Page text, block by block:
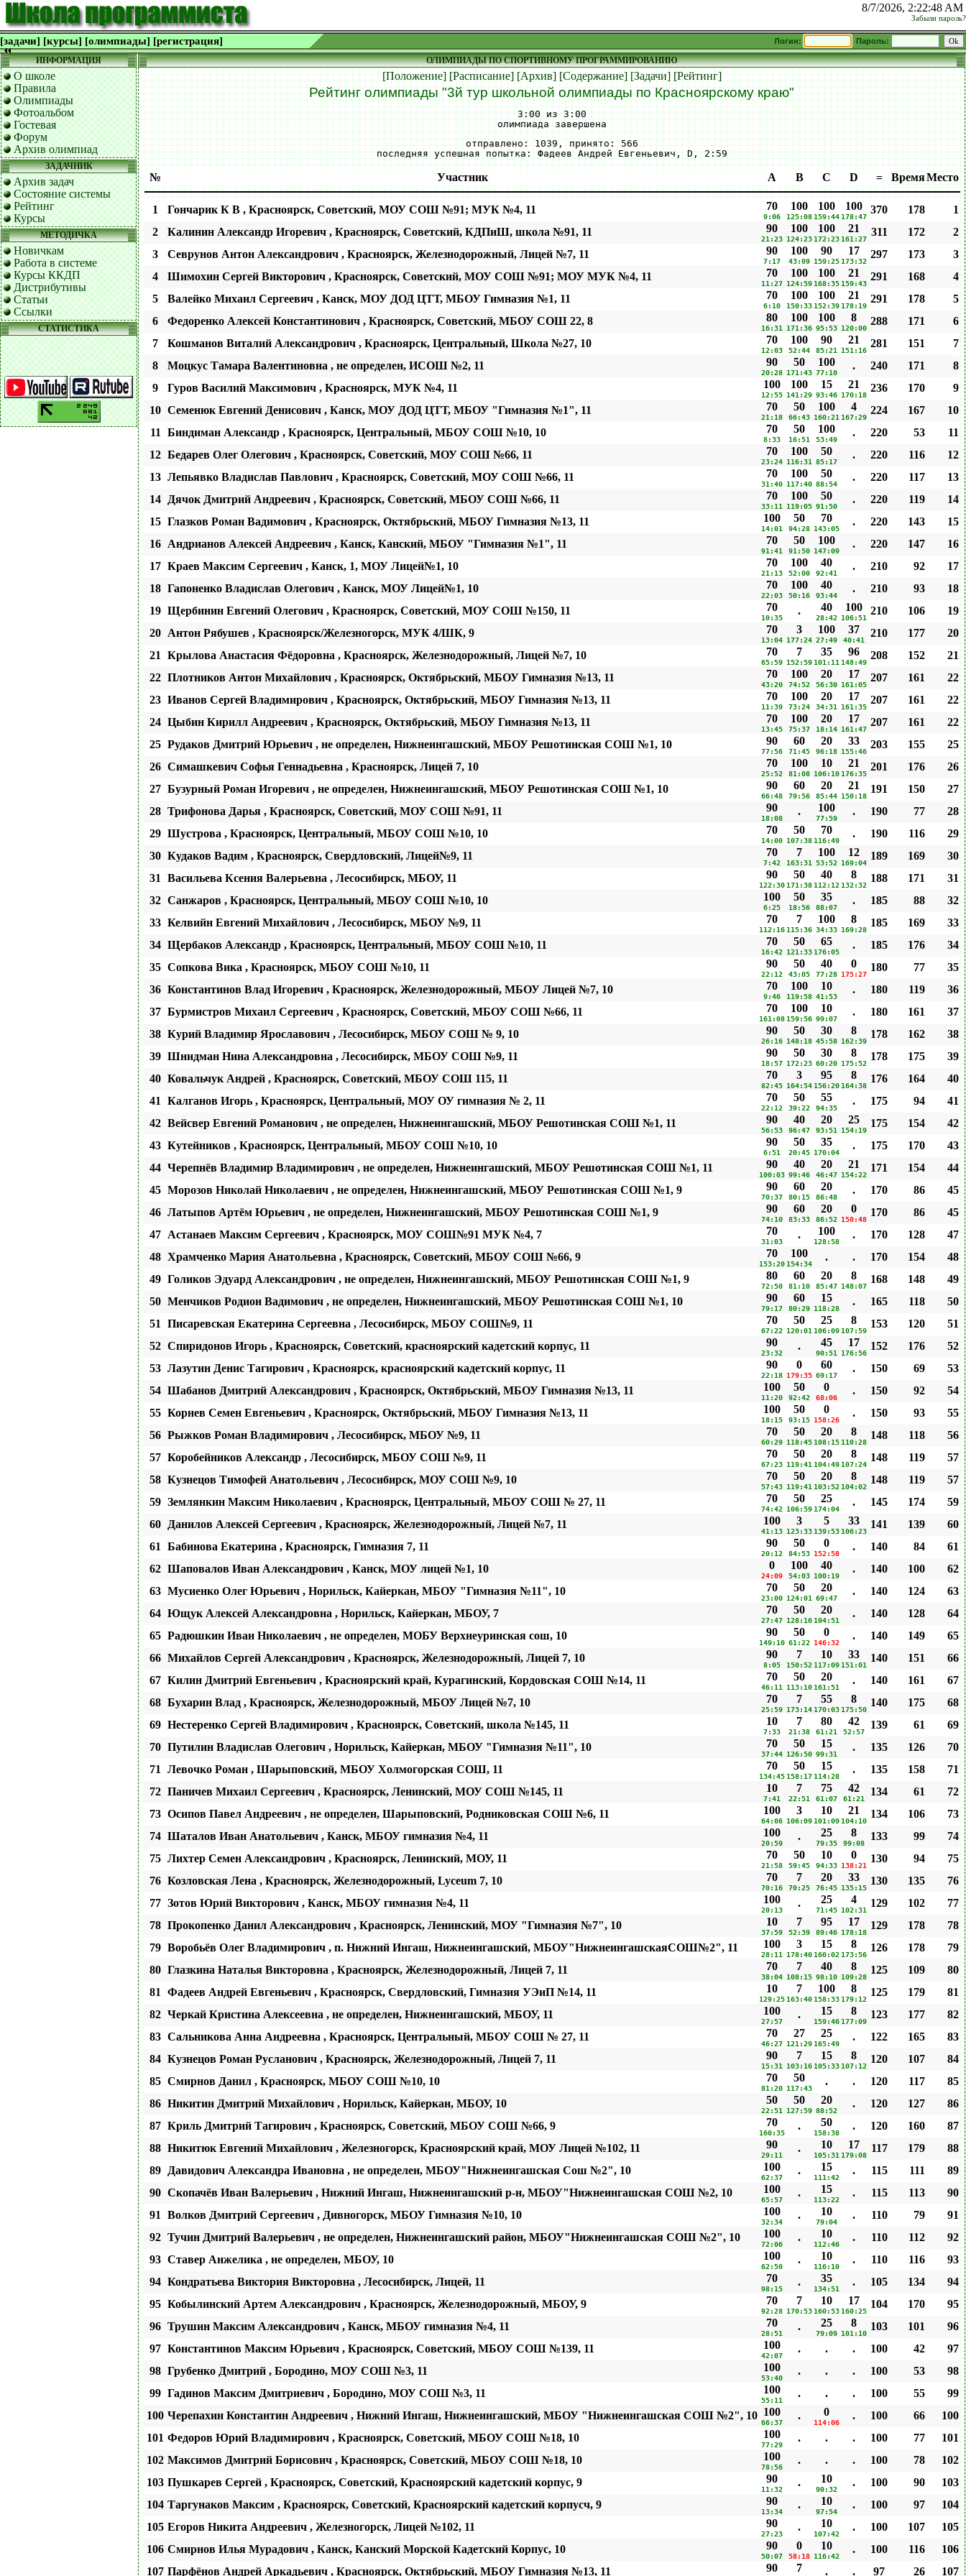
8/7/2026, 2:22:49 AM
Забыли пароль?
[задачи] [курсы] [олимпиады] [регистрация] Логин: Пароль:
ИНФОРМАЦИЯ
О школе
Правила
Олимпиады
Фотоальбом
Гостевая
Форум
Архив олимпиад
ЗАДАЧНИК
Архив задач
Состояние системы
Рейтинг
Курсы
МЕТОДИЧКА
Новичкам
Работа в системе
Курсы ККДП
Дистрибутивы
Статьи
Ссылки
СТАТИСТИКА
ОЛИМПИАДЫ ПО СПОРТИВНОМУ ПРОГРАММИРОВАНИЮ
[Положение] [Расписание] [Архив] [Содержание] [Задачи] [Рейтинг]
Рейтинг олимпиады "3й тур школьной олимпиады по Красноярскому краю"
3:00 из 3:00
олимпиада завершена
отправлено: 1039, принято: 566
последняя успешная попытка: Фадеев Андрей Евгеньевич, D, 2:59
№ Участник A B C D = ВремяМесто
1 Гончарик К В , Красноярск, Советский, МОУ СОШ №91; МУК №4, 11 70
9:06
100
125:08
100
159:44
100
178:47
370 178
1
2
Калинин Александр Игоревич , Красноярск, Советский, КДПиШ, школа №91, 11 90
21:23
100
124:23
100
172:23
21
161:27
311 172
2
3
Севрунов Антон Александрович , Красноярск, Железнодорожный, Лицей №7, 11 90
7:17
100
43:09
90
159:25
17
173:32
297 173
3
4
Шимохин Сергей Викторович , Красноярск, Советский, МОУ СОШ №91; МОУ МУК №4, 11 70
11:27
100
124:59
100
168:35
21
159:43
291 168
4
5
Валейко Михаил Сергеевич , Канск, МОУ ДОД ЦТТ, МБОУ Гимназия №1, 11 70
6:10
100
150:33
100
152:39
21
178:19
291 178
5
6
Федоренко Алексей Константинович , Красноярск, Советский, МБОУ СОШ 22, 8 80
16:31
100
171:36
100
95:53
8
120:00
288 171
6
7
Кошманов Виталий Александрович , Красноярск, Центральный, Школа №27, 10 70
12:03
100
52:44
90
85:21
21
151:16
281 151
7
8
Моцкус Тамара Валентиновна , не определен, ИСОШ №2, 11 90
20:28
50
171:43
100
77:10
. 240 171
8
9
Гуров Василий Максимович , Красноярск, МУК №4, 11 100
12:55
100
141:29
15
93:46
21
170:18
236 170
9
10 Семенюк Евгений Денисович , Канск, МОУ ДОД ЦТТ, МБОУ "Гимназия №1", 11 70
21:18
50
66:43
100
160:21
4
167:29
224 167
10
11
Биндиман Александр , Красноярск, Центральный, МБОУ СОШ №10, 10 70
8:33
50
16:51
100
53:49
. 220 53
11
12 Бедарев Олег Олегович , Красноярск, Советский, МОУ СОШ №66, 11 70
23:24
100
116:31
50
85:17
. 220 116
12
13 Лепьявко Владислав Павлович , Красноярск, Советский, МОУ СОШ №66, 11 70
31:40
100
117:40
50
88:54
. 220 117
13
14
Дячок Дмитрий Андреевич , Красноярск, Советский, МБОУ СОШ №66, 11 70
33:11
100
119:05
50
91:50
. 220 119
14
15 Глазков Роман Вадимович , Красноярск, Октябрьский, МБОУ Гимназия №13, 11 100
14:01
50
94:28
70
143:05
. 220 143
15
16 Андрианов Алексей Андреевич , Канск, Канский, МБОУ "Гимназия №1", 11 70
91:41
50
91:50
100
147:09
. 220 147
16
17 Краев Максим Сергеевич , Канск, 1, МОУ Лицей№1, 10 70
21:13
100
52:00
40
92:41
. 210 92
17
18 Гапоненко Владислав Олегович , Канск, МОУ Лицей№1, 10 70
22:03
100
50:16
40
93:44
. 210 93
18
19 Щербинин Евгений Олегович , Красноярск, Советский, МОУ СОШ №150, 11 70
10:35
. 40
28:42
100
106:51
210 106
19
20 Aнтон Рябушев , Красноярск/Железногорск, МУК 4/ШК, 9 70
13:04
3
177:24
100
27:49
37
40:41
210 177
20
21
Крылова Анастасия Фёдоровна , Красноярск, Железнодорожный, Лицей №7, 10 70
65:59
7
152:59
35
101:11
96
148:49
208 152
21
22 Плотников Антон Михайлович , Красноярск, Октябрьский, МБОУ Гимназия №13, 11 70
43:20
100
74:52
20
56:30
17
161:05
207 161
22
23 Иванов Сергей Владимирович , Красноярск, Октябрьский, МБОУ Гимназия №13, 11 70
11:39
100
73:24
20
34:31
17
161:35
207 161
22
24 Цыбин Кирилл Андреевич , Красноярск, Октябрьский, МБОУ Гимназия №13, 11 70
13:45
100
75:37
20
18:14
17
161:47
207 161
22
25 Рудаков Дмитрий Юрьевич , не определен, Нижнеингашский, МБОУ Решотинская СОШ №1, 10 90
77:56
60
71:45
20
96:18
33
155:46
203 155
25
26 Симашкевич Софья Геннадьевна , Красноярск, Лицей 7, 10 70
25:52
100
81:08
10
106:10
21
176:35
201 176
26
27 Бузурный Роман Игоревич , не определен, Нижнеингашский, МБОУ Решотинская СОШ №1, 10 90
66:48
60
79:56
20
85:44
21
150:18
191 150
27
28 Трифонова Дарья , Красноярск, Советский, МОУ СОШ №91, 11 90
18:08
. 100
77:59
. 190 77
28
29 Шустрова , Красноярск, Центральный, МБОУ СОШ №10, 10 70
14:00
50
107:38
70
116:49
. 190 116
29
30 Кудаков Вадим , Красноярск, Свердловский, Лицей№9, 11 70
7:42
7
163:31
100
53:52
12
169:04
189 169
30
31
Васильева Ксения Валерьевна , Лесосибирск, МБОУ, 11 90
122:30
50
171:38
40
112:12
8
132:32
188 171
31
32 Санжаров , Красноярск, Центральный, МБОУ СОШ №10, 10 100
6:25
50
18:56
35
88:07
. 185 88
32
33 Келвийн Евгений Михайлович , Лесосибирск, МБОУ №9, 11 70
112:16
7
115:36
100
34:33
8
169:28
185 169
33
34 Щербаков Александр , Красноярск, Центральный, МБОУ СОШ №10, 11 70
16:42
50
121:33
65
176:05
. 185 176
34
35 Сопкова Вика , Красноярск, МБОУ СОШ №10, 11 90
22:12
50
43:05
40
77:28
0
175:27
180 77
35
36 Константинов Влад Игоревич , Красноярск, Железнодорожный, МБОУ Лицей №7, 10 70
9:46
100
119:58
10
41:53
. 180 119
36
37 Бурмистров Михаил Сергеевич , Красноярск, Советский, МБОУ СОШ №66, 11 70
161:08
100
159:56
10
99:07
. 180 161
37
38 Курий Владимир Ярославович , Лесосибирск, МБОУ СОШ № 9, 10 90
26:16
50
148:18
30
45:58
8
162:39
178 162
38
39 Шнидман Нина Александровна , Лесосибирск, МБОУ СОШ №9, 11 90
18:57
50
172:23
30
60:20
8
175:52
178 175
39
40 Ковальчук Андрей , Красноярск, Советский, МБОУ СОШ 115, 11 70
82:45
3
164:54
95
156:20
8
164:38
176 164
40
41
Калганов Игорь , Красноярск, Центральный, МОУ ОУ гимназия № 2, 11 70
22:12
50
39:22
55
94:35
. 175 94
41
42 Вейсвер Евгений Романович , не определен, Нижнеингашский, МБОУ Решотинская СОШ №1, 11 90
56:53
40
96:47
20
93:51
25
154:19
175 154
42
43 Кутейников , Красноярск, Центральный, МБОУ СОШ №10, 10 90
6:51
50
20:45
35
170:04
. 175 170
43
44 Черепнёв Владимир Владимирович , не определен, Нижнеингашский, МБОУ Решотинская СОШ №1, 11 90
100:03
40
99:46
20
46:47
21
154:22
171 154
44
45 Морозов Николай Николаевич , не определен, Нижнеингашский, МБОУ Решотинская СОШ №1, 9 90
70:37
60
80:15
20
86:48
. 170 86
45
46 Латыпов Артём Юрьевич , не определен, Нижнеингашский, МБОУ Решотинская СОШ №1, 9 90
74:10
60
83:33
20
86:52
0
150:48
170 86
45
47 Астанаев Максим Сергеевич , Красноярск, МОУ СОШ№91 МУК №4, 7 70
31:03
. 100
128:58
. 170 128
47
48 Храмченко Мария Анатольевна , Красноярск, Советский, МБОУ СОШ №66, 9 70
153:20
100
154:34
. . 170 154
48
49 Голиков Эдуард Александрович , не определен, Нижнеингашский, МБОУ Решотинская СОШ №1, 9 80
72:50
60
81:10
20
85:47
8
148:07
168 148
49
50 Менчиков Родион Вадимович , не определен, Нижнеингашский, МБОУ Решотинская СОШ №1, 10 90
79:17
60
80:29
15
118:28
. 165 118
50
51
Писаревская Екатерина Сергеевна , Лесосибирск, МБОУ СОШ№9, 11 70
67:22
50
120:01
25
106:09
8
107:59
153 120
51
52 Спиридонов Игорь , Красноярск, Советский, красноярский кадетский корпус, 11 90
23:32
. 45
90:51
17
176:56
152 176
52
53 Лазутин Денис Тагирович , Красноярск, красноярский кадетский корпус, 11 90
22:18
0
179:35
60
69:17
. 150 69
53
54 Шабанов Дмитрий Александрович , Красноярск, Октябрьский, МБОУ Гимназия №13, 11 100
11:20
50
92:42
0
68:06
. 150 92
54
55 Корнев Семен Евгеньевич , Красноярск, Октябрьский, МБОУ Гимназия №13, 11 100
18:15
50
93:15
0
158:26
. 150 93
55
56 Рыжков Роман Владимирович , Лесосибирск, МБОУ №9, 11 70
60:29
50
118:45
20
108:15
8
110:28
148 118
56
57 Коробейников Александр , Лесосибирск, МБОУ СОШ №9, 11 70
67:23
50
119:41
20
104:49
8
107:24
148 119
57
58 Кузнецов Тимофей Анатольевич , Лесосибирск, МОУ СОШ №9, 10 70
57:43
50
119:41
20
103:52
8
104:02
148 119
57
59 Землянкин Максим Николаевич , Красноярск, Центральный, МБОУ СОШ № 27, 11 70
74:42
50
106:59
25
174:04
. 145 174
59
60
Данилов Алексей Сергеевич , Красноярск, Железнодорожный, Лицей №7, 11 100
41:13
3
123:33
5
139:53
33
106:23
141 139
60
61
Бабинова Екатерина , Красноярск, Гимназия 7, 11 90
20:12
50
84:53
0
152:58
. 140 84
61
62 Шаповалов Иван Александрович , Канск, МОУ лицей №1, 10 0
24:09
100
54:03
40
100:19
. 140 100
62
63 Мусиенко Олег Юрьевич , Норильск, Кайеркан, МБОУ "Гимназия №11", 10 70
23:00
50
124:01
20
69:47
. 140 124
63
64 Ющук Алексей Александровна , Норильск, Кайеркан, МБОУ, 7 70
27:47
50
128:16
20
104:51
. 140 128
64
65 Радюшкин Иван Николаевич , не определен, МОБУ Верхнеуринская сош, 10 90
149:10
50
61:22
0
146:32
. 140 149
65
66 Михайлов Сергей Александрович , Красноярск, Железнодорожный, Лицей 7, 10 90
8:05
7
150:52
10
117:09
33
151:01
140 151
66
67 Килин Дмитрий Евгеньевич , Красноярский край, Курагинский, Кордовская СОШ №14, 11 70
46:11
50
113:10
20
161:51
. 140 161
67
68 Бухарин Влад , Красноярск, Железнодорожный, МБОУ Лицей №7, 10 70
25:59
7
173:14
55
170:03
8
175:50
140 175
68
69 Нестеренко Сергей Владимирович , Красноярск, Советский, школа №145, 11 10
7:33
7
21:38
80
61:21
42
52:57
139 61
69
70 Путилин Владислав Олегович , Норильск, Кайеркан, МБОУ "Гимназия №11", 10 70
37:44
50
126:50
15
99:31
. 135 126
70
71
Левочко Роман , Шарыповский, МБОУ Холмогорская СОШ, 11 70
134:45
50
158:17
15
114:28
. 135 158
71
72 Паничев Михаил Сергеевич , Красноярск, Ленинский, МОУ СОШ №145, 11 10
7:41
7
22:51
75
61:07
42
61:21
134 61
72
73 Осипов Павел Андреевич , не определен, Шарыповский, Родниковская СОШ №6, 11 100
64:06
3
106:09
10
101:09
21
104:10
134 106
73
74 Шаталов Иван Анатольевич , Канск, МБОУ гимназия №4, 11 100
20:59
. 25
79:35
8
99:08
133 99
74
75 Лихтер Семен Александрович , Красноярск, Ленинский, МОУ, 11 70
21:58
50
59:45
10
94:33
0
138:21
130 94
75
76 Козловская Лена , Красноярск, Железнодорожный, Lyceum 7, 10 70
70:16
7
70:25
20
76:45
33
135:15
130 135
76
77 Зотов Юрий Викторович , Канск, МБОУ гимназия №4, 11 100
20:13
. 25
71:45
4
102:31
129 102
77
78 Прокопенко Данил Александрович , Красноярск, Ленинский, МОУ "Гимназия №7", 10 10
37:59
7
52:39
95
89:46
17
178:18
129 178
78
79 Воробьёв Олег Владимирович , п. Нижний Ингаш, Нижнеингашский, МБОУ"НижнеингашскаяСОШ№2", 11 100
28:11
3
178:40
15
160:02
8
173:56
126 178
79
80 Глазкина Наталья Викторовна , Красноярск, Железнодорожный, Лицей 7, 11 70
38:04
7
108:15
40
98:10
8
109:28
125 109
80
81
Фадеев Андрей Евгеньевич , Красноярск, Свердловский, Гимназия УЭиП №14, 11 10
129:25
7
163:40
100
158:33
8
179:12
125 179
81
82 Черкай Кристина Алексеевна , не определен, Нижнеингашский, МБОУ, 11 100
27:57
. 15
159:46
8
177:09
123 177
82
83 Сальникова Анна Андреевна , Красноярск, Центральный, МБОУ СОШ № 27, 11 70
46:27
27
121:29
25
165:49
. 122 165
83
84 Кузнецов Роман Русланович , Красноярск, Железнодорожный, Лицей 7, 11 90
15:31
7
103:16
15
105:33
8
107:12
120 107
84
85 Смирнов Данил , Красноярск, МБОУ СОШ №10, 10 70
81:20
50
117:43
. . 120 117
85
86 Никитин Дмитрий Михайлович , Норильск, Кайеркан, МБОУ, 10 50
22:51
50
127:59
20
88:52
. 120 127
86
87 Криль Дмитрий Тагирович , Красноярск, Советский, МБОУ СОШ №66, 9 70
160:35
. 50
158:38
. 120 160
87
88 Никитюк Евгений Михайлович , Железногорск, Красноярский край, МОУ Лицей №102, 11 90
29:11
. 10
105:31
17
179:08
117 179
88
89
Давидович Александра Ивановна , не определен, МБОУ"Нижнеингашская Сош №2", 10 100
62:37
. 15
111:42
. 115 111
89
90 Скопачёв Иван Валерьевич , Нижний Ингаш, Нижнеингашский р-н, МБОУ"Нижнеингашская СОШ №2, 10 100
65:57
. 15
113:22
. 115 113
90
91
Волков Дмитрий Сергеевич , Дивногорск, МБОУ Гимназия №10, 10 100
32:34
. 10
79:04
. 110 79
91
92 Тучин Дмитрий Валерьевич , не определен, Нижнеингашский район, МБОУ"Нижнеингашская СОШ №2", 10 100
72:06
. 10
112:46
. 110 112
92
93 Ставер Анжелика , не определен, МБОУ, 10 100
62:50
. 10
116:10
. 110 116
93
94 Кондратьева Виктория Викторовна , Лесосибирск, Лицей, 11 70
98:15
. 35
134:51
. 105 134
94
95 Кобылинский Артем Александрович , Красноярск, Железнодорожный, МБОУ, 9 70
92:28
7
170:53
10
160:53
17
160:25
104 170
95
96 Трушин Максим Александрович , Канск, МБОУ гимназия №4, 11 70
28:51
. 25
79:09
8
101:10
103 101
96
97 Константинов Максим Юрьевич , Красноярск, Советский, МБОУ СОШ №139, 11 100
42:07
. . . 100 42
97
98 Грубенко Дмитрий , Бородино, МОУ СОШ №3, 11 100
53:40
. . . 100 53
98
99 Гадинов Максим Дмитриевич , Бородино, МОУ СОШ №3, 11 100
55:11
. . . 100 55
99
100 Черепахин Константин Андреевич , Нижний Ингаш, Нижнеингашский, МБОУ "Нижнеингашская СОШ №2", 10 100
66:37
. 0
114:06
. 100 66
100
101 Федоров Юрий Владимирович , Красноярск, Советский, МБОУ СОШ №18, 10 100
77:29
. . . 100 77
101
102 Максимов Дмитрий Борисович , Красноярск, Советский, МБОУ СОШ №18, 10 100
78:56
. . . 100 78
102
103 Пушкарев Сергей , Красноярск, Советский, Красноярский кадетский корпус, 9 90
11:32
. 10
90:32
. 100 90
103
104 Таргунаков Максим , Красноярск, Советский, Красноярский кадетский корпусч, 9 90
13:34
. 10
97:54
. 100 97
104
105 Егоров Никита Андреевич , Железногорск, Лицей №102, 11 90
27:23
. 10
107:42
. 100 107
105
106 Смирнов Илья Мурадович , Канск, Канский Морской Кадетский Корпус, 10 90
50:07
0
58:18
10
116:42
. 100 116
106
107 Парфёнов Андрей Аркадьевич , Красноярск, Октябрьский, МБОУ Гимназия №13, 11 90 7 . . 97 26 107